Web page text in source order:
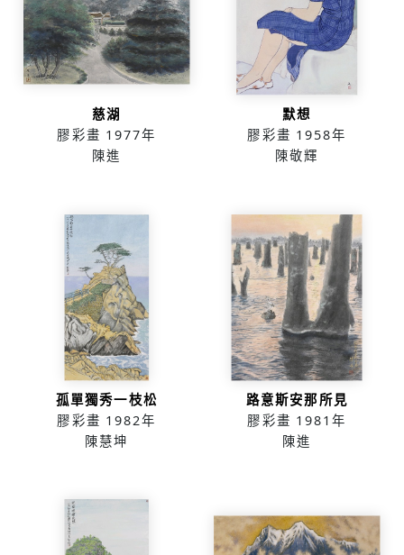
慈湖
膠彩畫 1977年
陳進
默想
膠彩畫 1958年
陳敬輝
孤單獨秀一枝松
膠彩畫 1982年
陳慧坤
路意斯安那所見
膠彩畫 1981年
陳進